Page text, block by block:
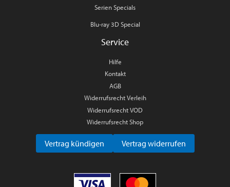
Serien Specials
Blu-ray 3D Special
Service
Hilfe
Kontakt
AGB
Widerrufsrecht Verleih
Widerrufsrecht VOD
Widerrufsrecht Shop
Vertrag kündigen Vertrag widerrufen